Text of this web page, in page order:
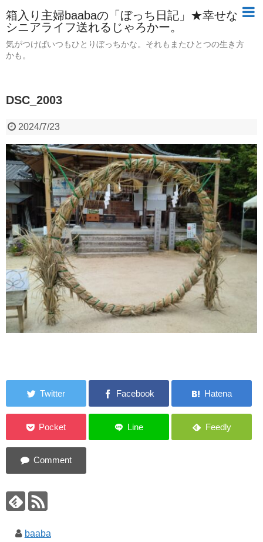
箱入り主婦baabaの「ぼっち日記」★幸せな
シニアライフ送れるじゃろかー。
気がつけばいつもひとりぼっちかな。それもまたひとつの生き方
かも。
DSC_2003
2024/7/23
baaba